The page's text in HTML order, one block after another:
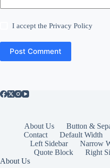
I accept thePrivacy Policy
Post Comment
About Us Button &
Contact
Default Width
Left Sidebar
Narrow
Quote Block
Right
About Us